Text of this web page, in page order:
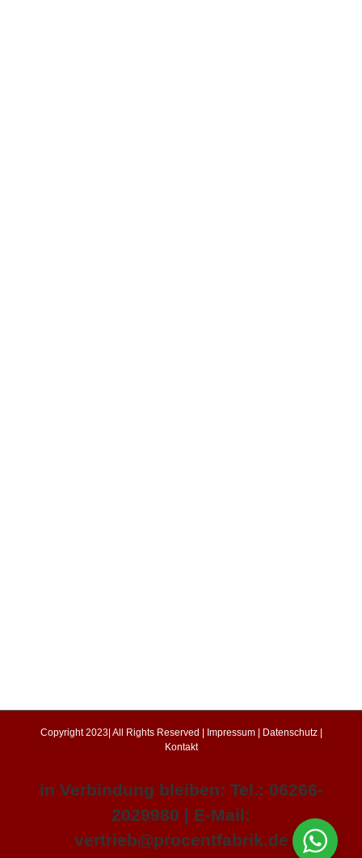
Copyright 2023| All Rights Reserved | Impressum| Datenschutz|
Kontakt
in Verbindung bleiben: Tel.: 06266-
2029980 | E-Mail:
vertrieb@procentfabrik.de